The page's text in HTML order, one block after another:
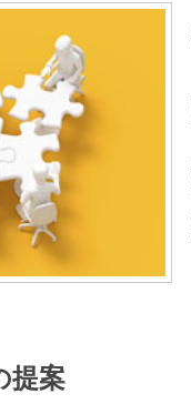
提案